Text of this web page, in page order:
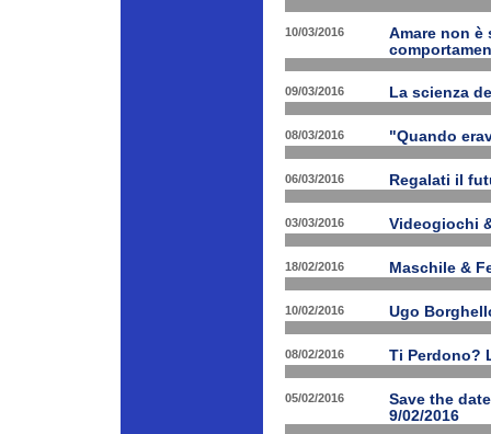
10/03/2016
Amare non
09/03/2016 La scienza
08/03/2016 "Quando
06/03/2016 Regalati il
03/03/2016 Videogiochi
18/02/2016 Maschile &
10/02/2016 Ugo
08/02/2016 Ti Perdono?
05/02/2016
Save the
9/02/2016